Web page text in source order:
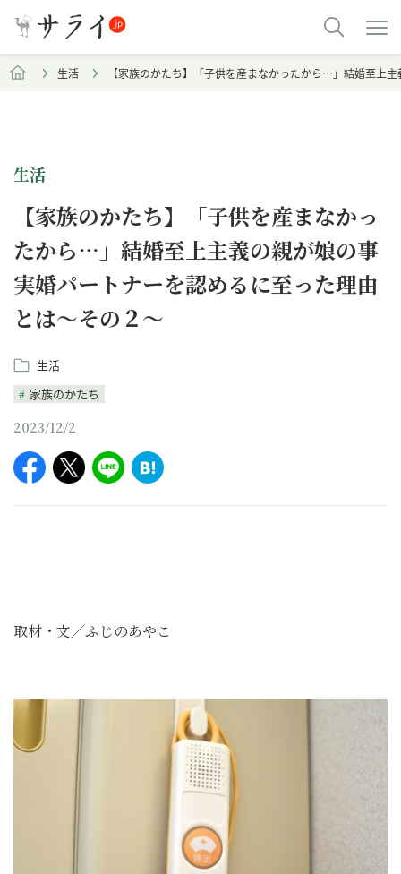
生活 【家族のかたち】「子供を産まなかったから…」結婚至上
生活
【家族のかたち】「子供を産まなかっ
たから…」結婚至上主義の親が娘の事
実婚パートナーを認めるに至った理由
とは～その２～
生活
家族のかたち
2023/12/2
取材・文／ふじのあやこ